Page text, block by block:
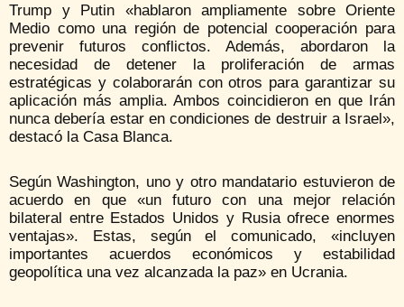
Trump y Putin «hablaron ampliamente sobre Oriente
Medio como una región de potencial cooperación para
prevenir futuros conflictos. Además, abordaron la
necesidad de detener la proliferación de armas
estratégicas y colaborarán con otros para garantizar su
aplicación más amplia. Ambos coincidieron en que Irán
nunca debería estar en condiciones de destruir a Israel»,
destacó la Casa Blanca.
Según Washington, uno y otro mandatario estuvieron de
acuerdo en que «un futuro con una mejor relación
bilateral entre Estados Unidos y Rusia ofrece enormes
ventajas». Estas, según el comunicado, «incluyen
importantes acuerdos económicos y estabilidad
geopolítica una vez alcanzada la paz» en Ucrania.